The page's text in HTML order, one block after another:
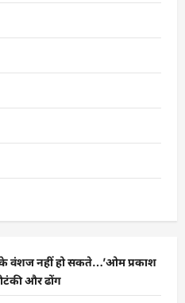
वंशज नहीं हो सकते…’ओम प्रकाश
और ढोंग